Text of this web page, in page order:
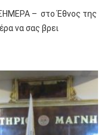
– στο Έθνος της
να σας βρει